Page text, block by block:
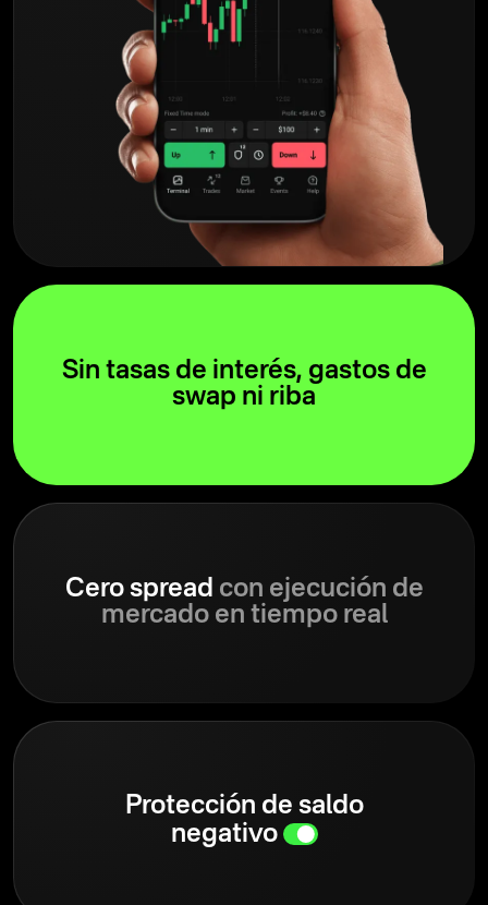
Sin tasas de interés, gastos de
swap ni riba
Cero spread con ejecución de
mercado en tiempo real
Protección de saldo
negativo